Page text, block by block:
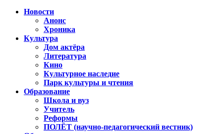
Новости
Анонс
Хроника
Культура
Дом актёра
Литература
Кино
Культурное наследие
Парк культуры и чтения
Образование
Школа и вуз
Учитель
Реформы
ПОЛЁТ (научно-педагогический вестник)